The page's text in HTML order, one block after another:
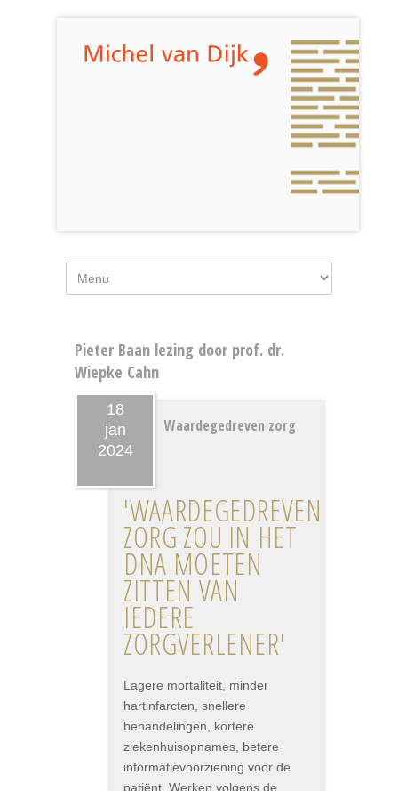
Pieter Baan lezing door prof. dr.
Wiepke Cahn
18
jan
2024
Waardegedreven zorg
'WAARDEGEDREVEN
ZORG ZOU IN HET
DNA MOETEN
ZITTEN VAN
IEDERE
ZORGVERLENER'
Lagere mortaliteit, minder
hartinfarcten, snellere
behandelingen, kortere
ziekenhuisopnames, betere
informatievoorziening voor de
patiënt. Werken volgens de